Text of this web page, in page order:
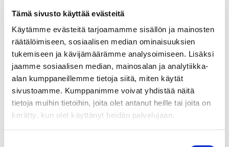
Tämä sivusto käyttää evästeitä
Käytämme evästeitä tarjoamamme sisällön ja mainosten
räätälöimiseen, sosiaalisen median ominaisuuksien
tukemiseen ja kävijämäärämme analysoimiseen. Lisäksi
jaamme sosiaalisen median, mainosalan ja analytiikka-
alan kumppaneillemme tietoja siitä, miten käytät
sivustoamme. Kumppanimme voivat yhdistää näitä
tietoja muihin tietoihin, joita olet antanut heille tai joita on
kerätty, kun olet käyttänyt heidän palvelujaan.
Urheilijan fysioterapia
Urheilijan kuntoutus
Tuki- ja liikuntaelinvaivat
Tutkinnot ja koulutukset
Fysioterapeutti (2017)
GAS – Goal Attainment Scaling -koulutus (2016)
Urheilufysioterapian peruskurssi (2016)
Huimaus- ja tasapainohäiriöiden fysioterapia -